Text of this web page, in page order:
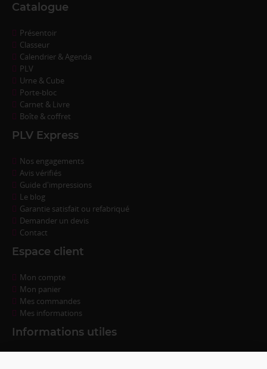
Catalogue
Présentoir
Classeur
Calendrier & Agenda
PLV
Urne & Cube
Porte-bloc
Carnet & Livre
Boîte & coffret
PLV Express
Nos engagements
Avis vérifiés
Guide d'impressions
Le blog
Garantie satisfait ou refabriqué
Demander un devis
Contact
Espace client
Mon compte
Mon panier
Mes commandes
Mes informations
Informations utiles